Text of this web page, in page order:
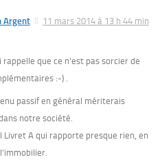
Argent
11 mars 2014 à 13 h 44 min
que ce n’est pas sorcier de
:-) .
passif en général mériterais
notre société.
Livret A qui rapporte presque rien, en